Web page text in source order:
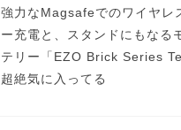
強力なMagsafeでのワイヤレ
ー充電と、スタンドにもなる
テリー「EZO Brick Series
超絶気に入ってる